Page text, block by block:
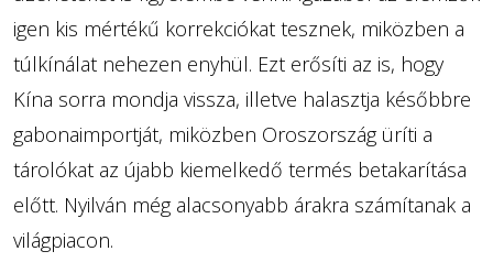
igen kis mértékű korrekciókat tesznek, miközben a
túlkínálat nehezen enyhül. Ezt erősíti az is, hogy
Kína sorra mondja vissza, illetve halasztja későbbre
gabonaimportját, miközben Oroszország üríti a
tárolókat az újabb kiemelkedő termés betakarítása
előtt. Nyilván még alacsonyabb árakra számítanak a
világpiacon.